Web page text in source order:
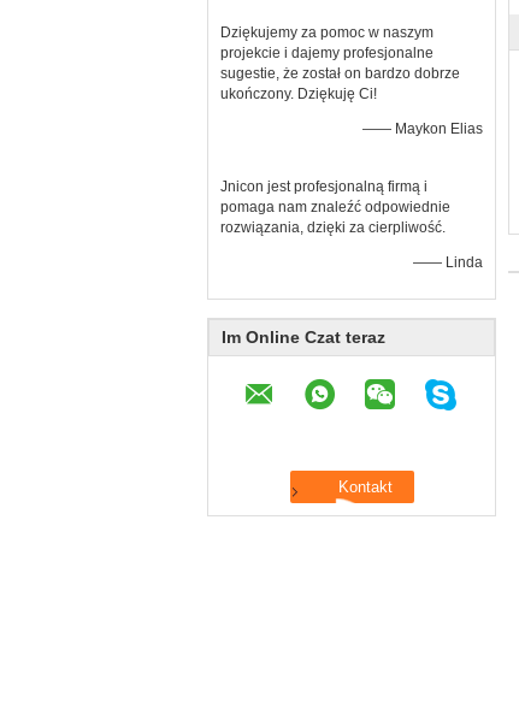
Dziękujemy za pomoc w naszym
projekcie i dajemy profesjonalne
sugestie, że został on bardzo dobrze
ukończony. Dziękuję Ci!
—— Maykon Elias
Jnicon jest profesjonalną firmą i
pomaga nam znaleźć odpowiednie
rozwiązania, dzięki za cierpliwość.
—— Linda
Im Online Czat teraz